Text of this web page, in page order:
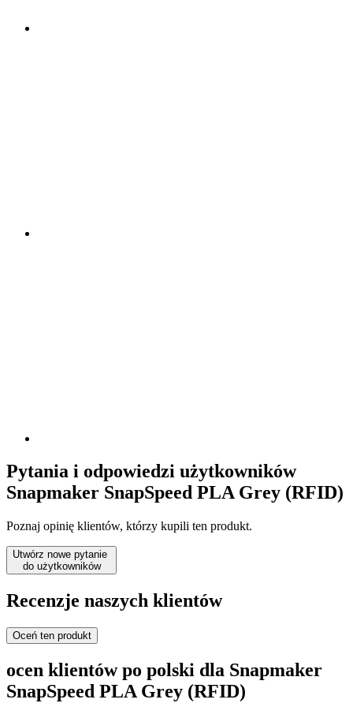
Pytania i odpowiedzi użytkowników
Snapmaker SnapSpeed PLA Grey (RFID)
Poznaj opinię klientów, którzy kupili ten produkt.
Utwórz nowe pytanie
do użytkowników
Recenzje naszych klientów
Oceń ten produkt
ocen klientów po polski dla Snapmaker
SnapSpeed PLA Grey (RFID)